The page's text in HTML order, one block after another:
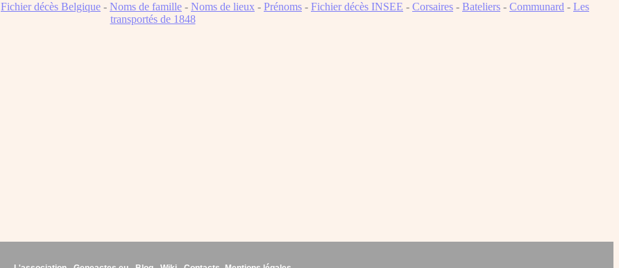
Fichier décès Belgique - Noms de famille - Noms de lieux - Prénoms - Fichier décès INSEE - Corsaires - Bateliers - Communard - Les
transportés de 1848